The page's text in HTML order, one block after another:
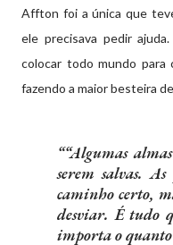
Affton foi a única que
ele precisava pedir
colocar todo mundo para
fazendo a maior besteira
“Algumas
serem salvas.
caminho certo,
desviar. É tudo
importa o quanto